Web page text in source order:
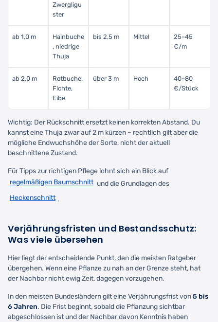
Zwergligu
ster
ab 1,0 m
Hainbuche
, niedrige
Thuja
bis 2,5 m Mittel
25–45
€/m
ab 2,0 m
Rotbuche,
Fichte,
Eibe
über 3 m Hoch
40–80
€/Stück
Wichtig: Der Rückschnitt ersetzt keinen korrekten Abstand. Du
kannst eine Thuja zwar auf 2 m kürzen – rechtlich gilt aber die
mögliche Endwuchshöhe der Sorte, nicht der aktuell
beschnittene Zustand.
Für Tipps zur richtigen Pflege lohnt sich ein Blick auf
regelmäßigen Baumschnitt und die Grundlagen des
Heckenschnitt .
Verjährungsfristen und Bestandsschutz:
Was viele übersehen
Hier liegt der entscheidende Punkt, den die meisten Ratgeber
übergehen. Wenn eine Pflanze zu nah an der Grenze steht, hat
der Nachbar nicht ewig Zeit, dagegen vorzugehen.
In den meisten Bundesländern gilt eine Verjährungsfrist von5 bis
6 Jahren. Die Frist beginnt, sobald die Pflanzung sichtbar
abgeschlossen ist und der Nachbar davon Kenntnis haben